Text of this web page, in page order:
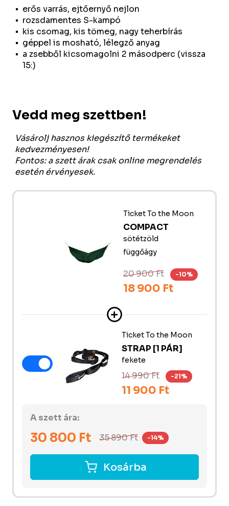
erős varrás, ejtőernyő nejlon
rozsdamentes S-kampó
kis csomag, kis tömeg, nagy teherbírás
géppel is mosható, lélegző anyag
a zsebből kicsomagolni 2 másodperc (vissza
15:)
Vedd meg szettben!
Vásárolj hasznos kiegészítő termékeket
kedvezményesen!
Fontos: a szett árak csak online megrendelés
esetén érvényesek.
Ticket To the Moon
COMPACT
sötétzöld
függőágy
20 900 Ft -10%
18 900 Ft
Ticket To the Moon
STRAP [1 PÁR]
fekete
14 990 Ft -21%
11 900 Ft
A szett ára:
30 800 Ft 35 890Ft -14%
Kosárba